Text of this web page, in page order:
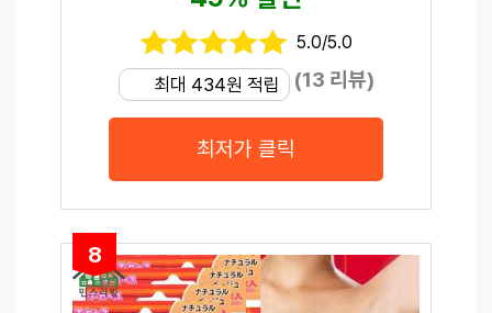
5.0/5.0
최대 434원 적립 (13 리뷰)
최저가 클릭
8